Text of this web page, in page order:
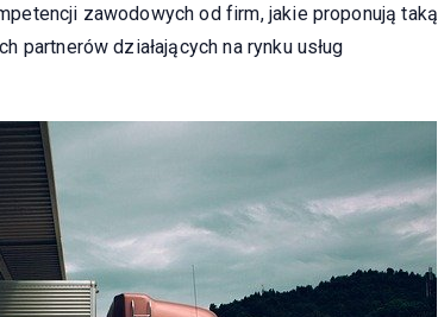
zawodowych od firm, jakie proponują taką
partnerów działających na rynku usług